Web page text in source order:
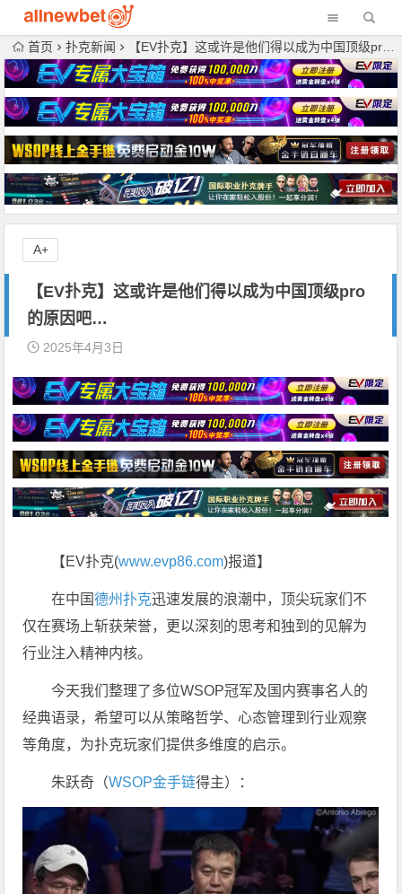
首页 扑克新闻 【EV扑克】这或许是他们得以成为中国顶级pro的原因吧…
【EV扑克】这或许是他们得以成为中国顶级pro
的原因吧…
2025年4月3日
【EV扑克(www.evp86.com)报道】
在中国德州扑克迅速发展的浪潮中，顶尖玩家们不
仅在赛场上斩获荣誉，更以深刻的思考和独到的见解为
行业注入精神内核。
今天我们整理了多位WSOP冠军及国内赛事名人的
经典语录，希望可以从策略哲学、心态管理到行业观察
等角度，为扑克玩家们提供多维度的启示。
朱跃奇（WSOP金手链得主）：
A+